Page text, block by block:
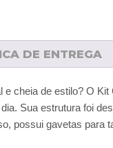
DE ENTREGA
cheia de estilo? O
Sua estrutura foi
possui gavetas para